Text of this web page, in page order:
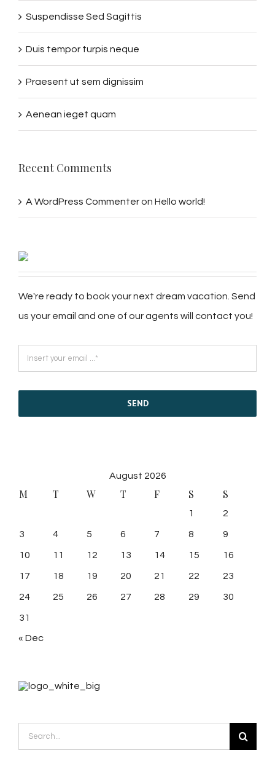
Suspendisse Sed Sagittis
Duis tempor turpis neque
Praesent ut sem dignissim
Aenean ieget quam
Recent Comments
A WordPress Commenteron Hello world!
We're ready to book your next dream vacation. Send
us your email and one of our agents will contact you!
SEND
August 2026
M T W T F S S
1 2
3 4 5 6 7 8 9
10 11 12 13 14 15 16
17 18 19 20 21 22 23
24 25 26 27 28 29 30
31
« Dec
Search
for: